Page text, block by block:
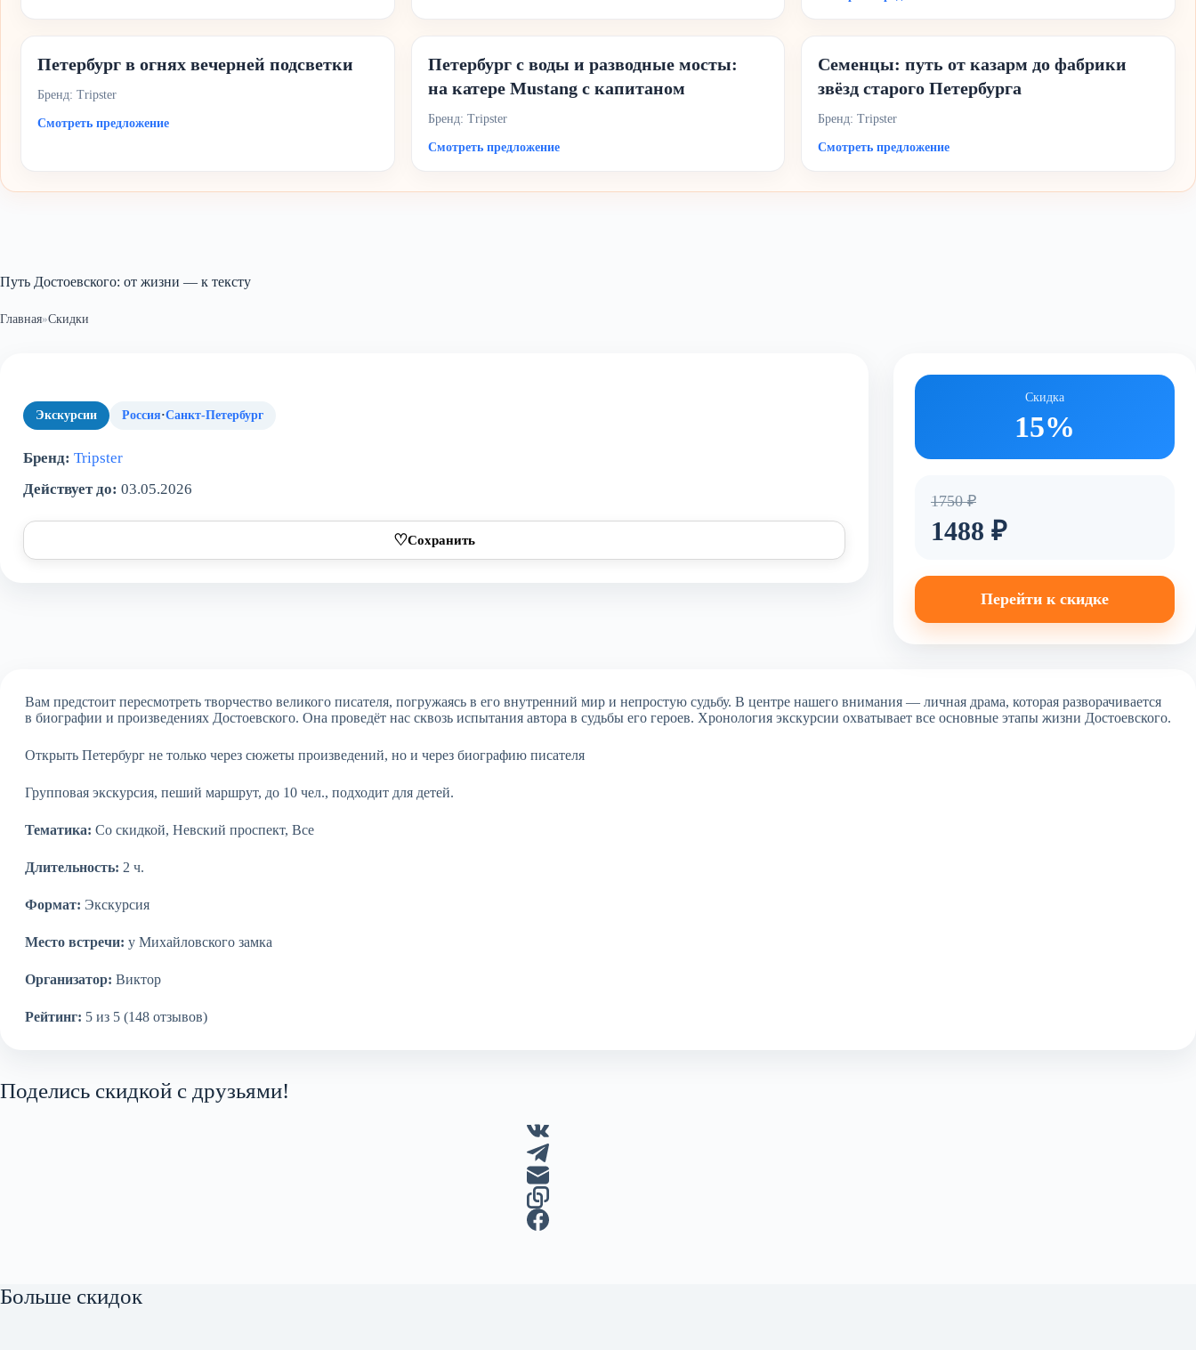
Петербург в огнях вечерней подсветки
Бренд: Tripster
Смотреть предложение
Петербург с воды и разводные мосты:
на катере Mustang с капитаном
Бренд: Tripster
Смотреть предложение
Семенцы: путь от казарм до фабрики
звёзд старого Петербурга
Бренд: Tripster
Смотреть предложение
Путь Достоевского: от жизни — к тексту
Главная»Скидки
Экскурсии Россия·Санкт-Петербург
Бренд: Tripster
Действует до: 03.05.2026
♡Сохранить
Скидка
15%
1750 ₽
1488 ₽
Перейти к скидке
Вам предстоит пересмотреть творчество великого писателя, погружаясь в его внутренний мир и непростую судьбу. В центре нашего внимания — личная драма, которая разворачивается
в биографии и произведениях Достоевского. Она проведёт нас сквозь испытания автора в судьбы его героев. Хронология экскурсии охватывает все основные этапы жизни Достоевского.
Открыть Петербург не только через сюжеты произведений, но и через биографию писателя
Групповая экскурсия, пеший маршрут, до 10 чел., подходит для детей.
Тематика: Со скидкой, Невский проспект, Все
Длительность: 2 ч.
Формат: Экскурсия
Место встречи: у Михайловского замка
Организатор: Виктор
Рейтинг: 5 из 5 (148 отзывов)
Поделись скидкой с друзьями!
Больше скидок